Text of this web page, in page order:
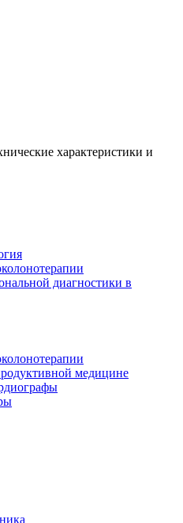
характеристики и
диагностики в
медицине